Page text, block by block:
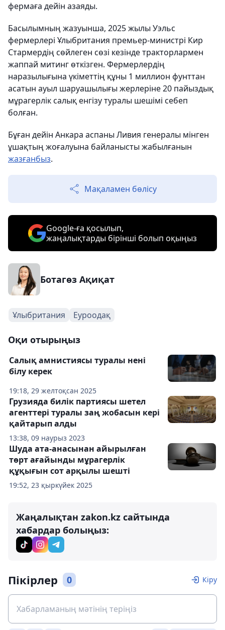
фермаға дейін азаяды.
Басылымның жазуынша, 2025 жылы Уэльс
фермерлері Ұлыбритания премьер-министрі Кир
Стармердің сөйлеген сөзі кезінде тракторлармен
жаппай митинг өткізген. Фермерлердің
наразылығына үкіметтің құны 1 миллион фунттан
асатын ауыл шаруашылығы жерлеріне 20 пайыздық
мұрагерлік салық енгізу туралы шешімі себеп
болған.
Бұған дейін Анкара аспаны Ливия генералы мінген
ұшақтың жоғалуына байланысты жабылғанын
жазғанбыз.
Мақаламен бөлісу
Google-ға қосылып,
жаңалықтарды бірінші болып оқыңыз
Ботагөз Ақиқат
Ұлыбритания Еуроодақ
Оқи отырыңыз
19:18, 29 желтоқсан 2025
Салық амнистиясы туралы нені
білу керек
13:38, 09 наурыз 2023
Грузияда билік партиясы шетел
агенттері туралы заң жобасын кері
қайтарып алды
19:52, 23 қыркүйек 2025
Шуда ата-анасынан айырылған
төрт ағайынды мұрагерлік
құқығын сот арқылы шешті
Жаңалықтан zakon.kz сайтында
хабардар болыңыз:
Пікірлер 0 Кіру